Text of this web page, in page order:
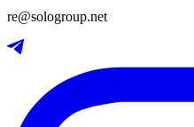
re@sologroup.net